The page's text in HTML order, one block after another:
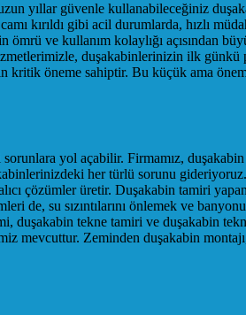
yıllar güvenle kullanabileceğiniz
kırıldı gibi acil durumlarda, hızlı
ve kullanım kolaylığı açısından
duşakabinlerinizin ilk günkü
kritik öneme sahiptir. Bu küçük ama
yol açabilir. Firmamız,
her türlü sorunu
çözümler üretir. Duşakabin tamiri
de, su sızıntılarını önlemek ve
duşakabin tekne tamiri ve duşakabin
mevcuttur. Zeminden duşakabin